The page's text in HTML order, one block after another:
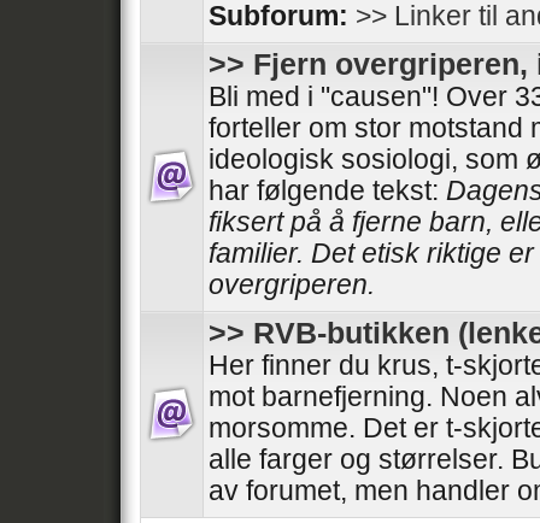
Subforum: >> Linker til
>> Fjern
Bli med i "causen"! Over
forteller om stor motstand
ideologisk sosiologi, som
har følgende tekst:
fiksert på å fjerne barn,
familier. Det etisk riktige
overgriperen.
>> RVB-butikken
Her finner du krus, t-
mot barnefjerning. Noen
morsomme. Det er t-
alle farger og størrelser.
av forumet, men handler